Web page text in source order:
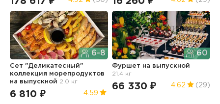
6-8
Сет "Деликатесный"
коллекция морепродуктов
на выпускной 2.0 кг
6 810 ₽ 4.59
60
Фуршет на выпускной
21.4 кг
66 330 ₽ 4.62 (29)